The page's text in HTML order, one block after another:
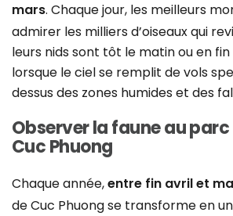
mars. Chaque jour, les meilleurs
admirer les milliers d’oiseaux qui
leurs nids sont tôt le matin ou en fin
lorsque le ciel se remplit de vols
dessus des zones humides et des
Observer la faune au
Cuc Phuong
Chaque année,entre fin avril et
de Cuc Phuong se transforme en